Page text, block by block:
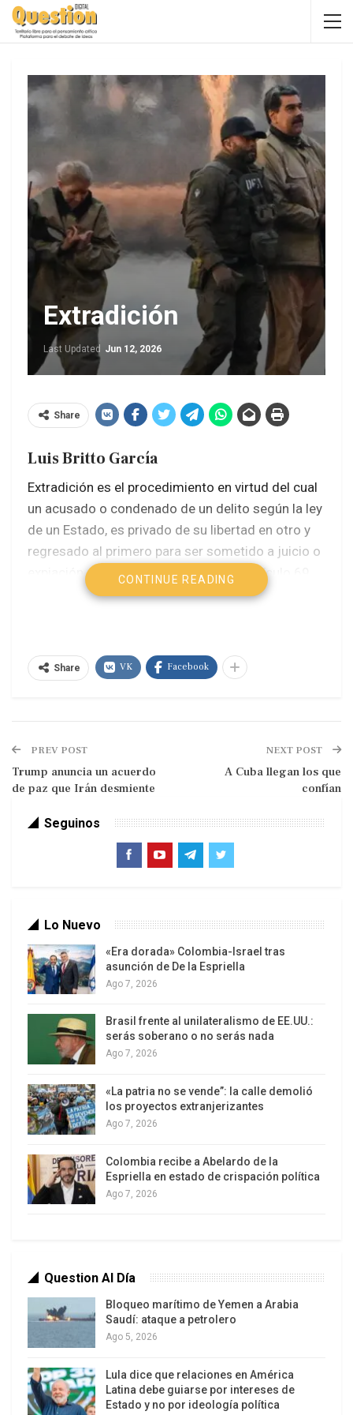
Extradición
Last Updated Jun 12, 2026
Share
Luis Britto García
Extradición es el procedimiento en virtud del cual
un acusado o condenado de un delito según la ley
de un Estado, es privado de su libertad en otro y
regresado al primero para ser sometido a juicio o
expiación en él. Sobre el particular, el artículo 69
de nuestra Constitución establece que “La
la extradición de venezolanos y venezolanas
admisión, la extradición y expulsión de extranjeros
o extranjeras”.
Según la Convención sobre Refugiados de 1951 y
el Protocolo de 1967, los Estados se
comprometen a conceder asilo humanitario y no
peligro para él.
Nadie otorga la extradición por supuestos delitos
políticos, porque éstos sólo son tales en el país
fuera del cual está el acusado
Irureta Goyena, “en el Estado a cuyas leyes se
ampara, el delincuente político no representa un
peligro; y en el Estado de cuyos gobernantes se
Ésta esregla universalmente aceptada en el
Derecho Internacional. Así, la Convención sobre
Asilo Territorial de la OEA 1954 en su artículo 3
pauta que “Ningún Estado está obligado a
territorio a personas perseguidas por motivos o
delitos políticos”, mientras su artículo 4 estatuye
CONTINUE READING
Share VK Facebook
PREV POST
Trump anuncia un acuerdo
de paz que Irán desmiente
NEXT POST
A Cuba llegan los que
confían
Seguinos
Lo Nuevo
«Era dorada» Colombia-Israel tras
asunción de De la Espriella
Ago 7, 2026
Brasil frente al unilateralismo de EE.UU.:
serás soberano o no serás nada
Ago 7, 2026
«La patria no se vende”: la calle demolió
los proyectos extranjerizantes
Ago 7, 2026
Colombia recibe a Abelardo de la
Espriella en estado de crispación política
Ago 7, 2026
Question Al Día
Bloqueo marítimo de Yemen a Arabia
Saudí: ataque a petrolero
Ago 5, 2026
Lula dice que relaciones en América
Latina debe guiarse por intereses de
Estado y no por ideología política